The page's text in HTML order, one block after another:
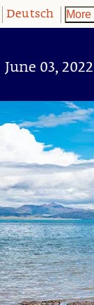
Deutsch More
June 03, 2022